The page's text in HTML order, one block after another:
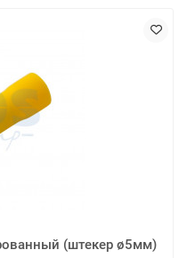
(штекер ø5мм)